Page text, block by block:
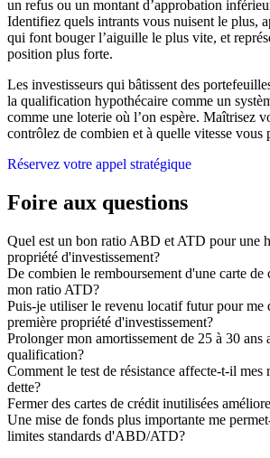
un refus ou un montant d’approbation
Identifiez quels intrants vous nuisent le plus,
qui font bouger l’aiguille le plus vite, et
position plus forte.
Les investisseurs qui bâtissent des
la qualification hypothécaire comme un
comme une loterie où l’on espère. Maîtrisez
contrôlez de combien et à quelle vitesse vous
Réservez votre appel stratégique
Foire aux questions
Quel est un bon ratio ABD et ATD pour une
propriété d'investissement?
De combien le remboursement d'une carte
mon ratio ATD?
Puis-je utiliser le revenu locatif futur pour me
première propriété d'investissement?
Prolonger mon amortissement de 25 à 30 ans
qualification?
Comment le test de résistance affecte-t-il mes
dette?
Fermer des cartes de crédit inutilisées
Une mise de fonds plus importante me
limites standards d'ABD/ATD?